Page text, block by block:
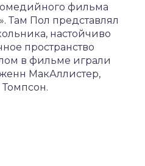
фильма
Там Пол представлял
настойчиво
пространство
в фильме играли
МакАллистер,